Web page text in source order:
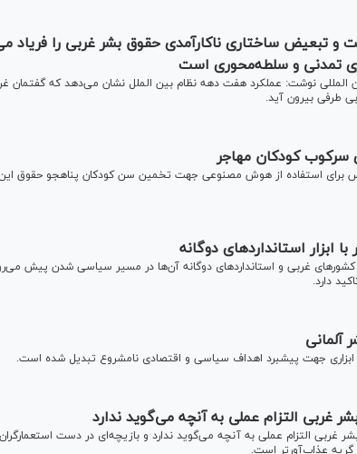
و تبعیض ساختاری ناکارآمدی حقوق بشر غربی را فریاد
تمدنی و سلطه‌محوری است
المللی نوشت: عملکرد هفت دهه نظام بین الملل نشان می‌دهد که گفتمان
طرفی بیرون آید.
سرکوب کودکان مهاجر
برای استفاده از هوش مصنوعی جهت تخمین سن کودکان پناهجو حقوق این
استانداردهای دوگانه
کشورهای غربی و استانداردهای دوگانه آن‌ها در مسیر سیاسی شدن پیش
دارد.
آلمانی
ابزاری جهت پیشبرد اهداف سیاسی و اقتصادی نامشروع تبدیل شده است.
التزام عملی به آنچه می‌گوید ندارد
غربی التزام عملی به آنچه می‌گوید ندارد و بازیچه‌ای در دست
عذاب‌آورتر است.